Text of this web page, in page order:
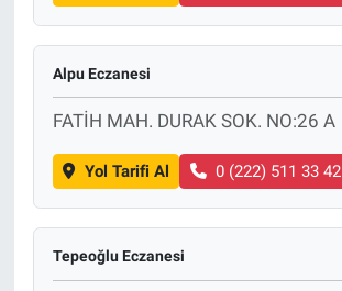
Alpu Eczanesi
FATİH MAH. DURAK SOK. NO:26 A
Yol Tarifi Al 0 (222) 511 33 42
Tepeoğlu Eczanesi